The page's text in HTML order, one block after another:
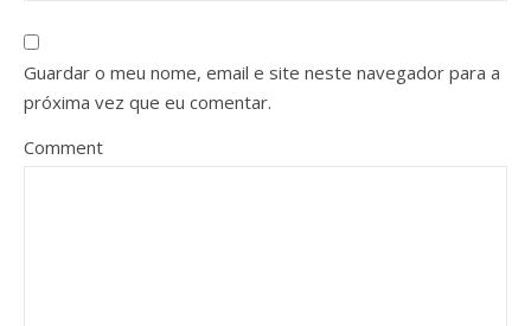
Guardar o meu nome, email e site neste navegador para a
próxima vez que eu comentar.
Comment